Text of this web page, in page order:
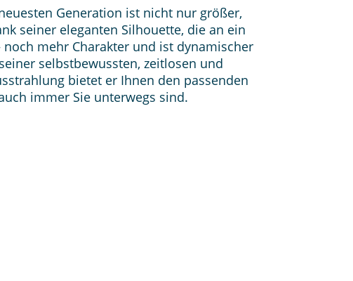
Generation ist nicht nur größer,
seiner eleganten Silhouette, die an ein
noch mehr Charakter und ist dynamischer
selbstbewussten, zeitlosen und
bietet er Ihnen den passenden
immer Sie unterwegs sind.